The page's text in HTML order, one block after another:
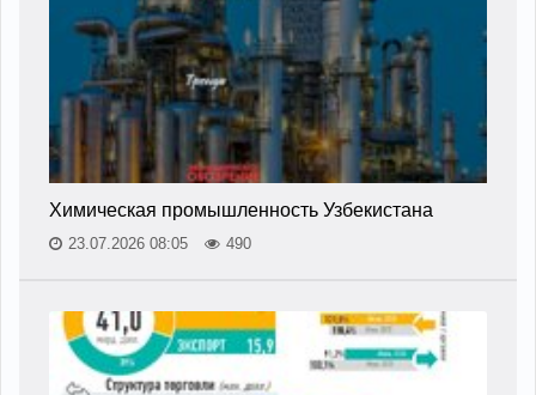
Химическая промышленность Узбекистана
23.07.2026 08:05 490